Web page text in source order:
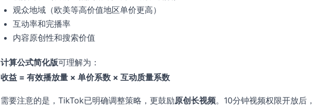
观众地域（欧美等高价值地区单价更高）
互动率和完播率
内容原创性和搜索价值
计算公式简化版可理解为：
收益 = 有效播放量 × 单价系数 × 互动质量系数
需要注意的是，TikTok已明确调整策略，更鼓励原创长视频。10分钟视频权限开放后，